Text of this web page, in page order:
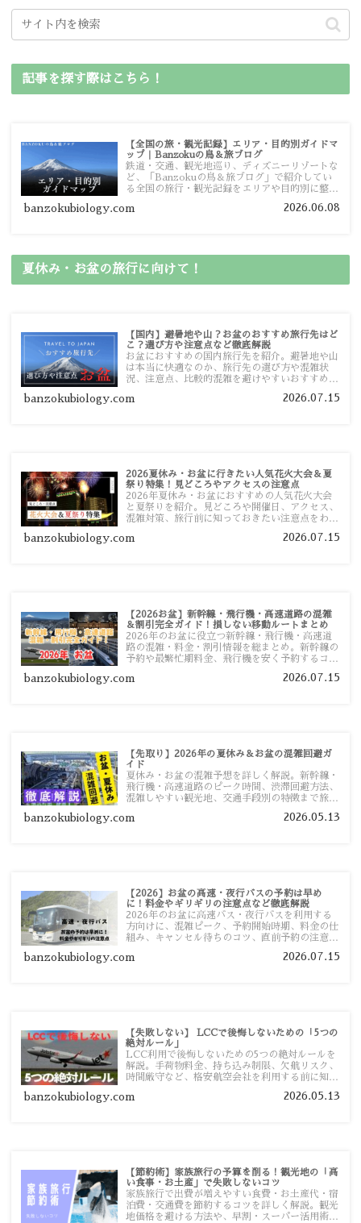
記事を探す際はこちら！
【全国の旅・観光記録】エリア・目的別ガイドマ
ップ｜Banzokuの鳥＆旅ブログ
鉄道・交通、観光地巡り、ディズニーリゾートな
ど、「Banzokuの鳥＆旅ブログ」で紹介してい
る全国の旅行・観光記録をエリアや目的別に整理
ガイドマップからスムーズに見つけていただけま
banzokubiology.com 2026.06.08
夏休み・お盆の旅行に向けて！
【国内】避暑地や山？お盆のおすすめ旅行先はど
こ？選び方や注意点など徹底解説
お盆におすすめの国内旅行先を紹介。避暑地や山
は本当に快適なのか、旅行先の選び方や混雑状
況、注意点、比較的混雑を避けやすいおすすめス
す。
banzokubiology.com 2026.07.15
2026夏休み・お盆に行きたい人気花火大会＆夏
祭り特集！見どころやアクセスの注意点
2026年夏休み・お盆におすすめの人気花火大会
と夏祭りを紹介。見どころや開催日、アクセス、
混雑対策、旅行前に知っておきたい注意点をわか
banzokubiology.com 2026.07.15
【2026お盆】新幹線・飛行機・高速道路の混雑
＆割引完全ガイド！損しない移動ルートまとめ
2026年のお盆に役立つ新幹線・飛行機・高速道
路の混雑・料金・割引情報を総まとめ。新幹線の
予約や最繁忙期料金、飛行機を安く予約するコ
い移動方法を分かりやすく解説します。
banzokubiology.com 2026.07.15
【先取り】2026年の夏休み＆お盆の混雑回避ガ
イド
夏休み・お盆の混雑予想を詳しく解説。新幹線・
飛行機・高速道路のピーク時間、渋滞回避方法、
混雑しやすい観光地、交通手段別の特徴まで旅行
banzokubiology.com 2026.05.13
【2026】お盆の高速・夜行バスの予約は早め
に！料金やギリギリの注意点など徹底解説
2026年のお盆に高速バス・夜行バスを利用する
方向けに、混雑ピーク、予約開始時期、料金の仕
組み、キャンセル待ちのコツ、直前予約の注意点
banzokubiology.com 2026.07.15
【失敗しない】 LCCで後悔しないための「5つの
絶対ルール」
LCC利用で後悔しないための5つの絶対ルールを
解説。手荷物料金、持ち込み制限、欠航リスク、
時間厳守など、格安航空会社を利用する前に知っ
す。
banzokubiology.com 2026.05.13
【節約術】家族旅行の予算を削る！観光地の「高
い食事・お土産」で失敗しないコツ
家族旅行で出費が増えやすい食費・お土産代・宿
泊費・交通費を節約するコツを詳しく解説。観光
地価格を避ける方法や、早割・スーパー活用術、